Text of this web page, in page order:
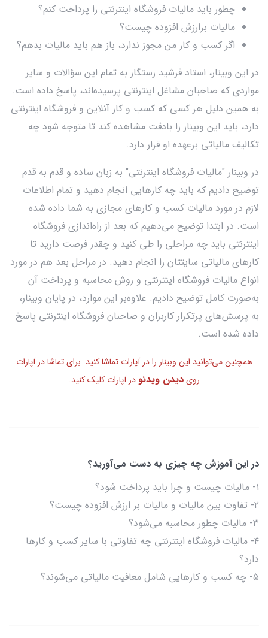
چطور باید مالیات فروشگاه اینترنتی را پرداخت کنم؟
مالیات برارزش افزوده چیست؟
اگر کسب و کار من مجوز ندارد، باز هم باید مالیات بدهم؟
در این وبینار، استاد فرشید رستگار به تمام این سؤالات و سایر
مواردی که صاحبان مشاغل اینترنتی پرسیده‌اند، پاسخ داده است.
به همین دلیل هر کسی که کسب و کار آنلاین و فروشگاه اینترنتی
دارد، باید این وبینار را بادقت مشاهده کند تا متوجه شود چه
تکالیف مالیاتی برعهده او قرار دارد.
در وبینار "مالیات فروشگاه اینترنتی" به زبان ساده و قدم به قدم
توضیح دادیم که باید چه کارهایی انجام دهید و تمام اطلاعات
لازم در مورد مالیات کسب و کارهای مجازی به شما داده شده
است. در ابتدا توضیح می‌دهیم که بعد از راه‌اندازی فروشگاه
اینترنتی باید چه مراحلی را طی کنید و چقدر فرصت دارید تا
کارهای مالیاتی سایتتان را انجام دهید. در مراحل بعد هم در مورد
انواع مالیات فروشگاه اینترنتی و روش محاسبه و پرداخت آن
به‌صورت کامل توضیح دادیم. علاوه‌بر این موارد، در پایان وبینار،
به پرسش‌های پرتکرار کاربران و صاحبان فروشگاه اینترنتی پاسخ
داده شده است.
همچنین می‌توانید این وبینار را در آپارات تماشا کنید. برای تماشا در آپارات
رویدیدن ویدئودر آپارات کلیک کنید.
در این آموزش چه چیزی به دست می‌آورید؟
۱- مالیات چیست و چرا باید پرداخت شود؟
۲- تفاوت بین مالیات و مالیات بر ارزش افزوده چیست؟
۳- مالیات چطور محاسبه می‌شود؟
۴- مالیات فروشگاه اینترنتی چه تفاوتی با سایر کسب و کارها
دارد؟
۵- چه کسب و کارهایی شامل معافیت مالیاتی می‌شوند؟